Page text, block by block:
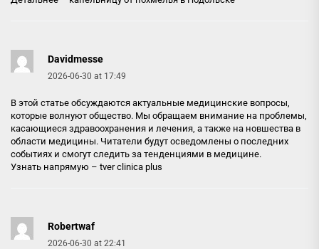
Davidmesse
2026-06-30 at 17:49
В этой статье обсуждаются актуальные медицинские вопросы,
которые волнуют общество. Мы обращаем внимание на проблемы,
касающиеся здравоохранения и лечения, а также на новшества в
области медицины. Читатели будут осведомлены о последних
событиях и смогут следить за тенденциями в медицине.
Узнать напрямую – tver clinica plus
Robertwaf
2026-06-30 at 22:41